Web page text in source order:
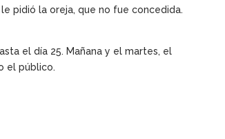
pidió la oreja, que no fue concedida.
el día 25. Mañana y el martes, el
el público.